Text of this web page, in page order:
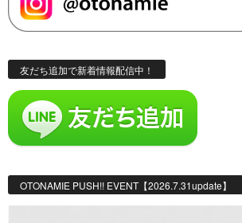
友だち追加で新着情報配信中！
OTONAMIE PUSH!! EVENT【2026.7.31update】